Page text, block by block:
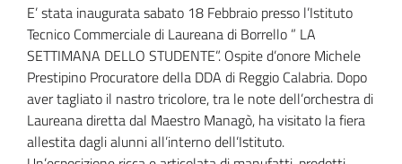
E’ stata inaugurata sabato 18 Febbraio presso l’Istituto
Tecnico Commerciale di Laureana di Borrello ” LA
SETTIMANA DELLO STUDENTE”. Ospite d’onore Michele
Prestipino Procuratore della DDA di Reggio Calabria. Dopo
aver tagliato il nastro tricolore, tra le note dell’orchestra di
Laureana diretta dal Maestro Managò, ha visitato la fiera
allestita dagli alunni all’interno dell’Istituto.